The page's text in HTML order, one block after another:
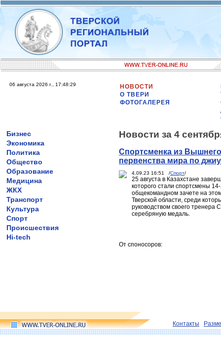
06 августа 2026 г., 17:48:29
НОВОСТИ
О ТВЕРИ
ФОТОГАЛЕРЕЯ
Бизнес
Экономика
Политика
Общество
Образование
Медицина
ЖКХ
Транспорт
Культура
Спорт
Происшествия
Hi-tech
Новости за 4
Спортсменка из
первенства мира по
4.09.23 16:51 /Спорт/
25 августа в Казахстане
которого стали спортсмены
общекомандном зачете на
Тверской области, среди
руководством своего тренера
серебряную медаль.
От споносоров:
Контакты